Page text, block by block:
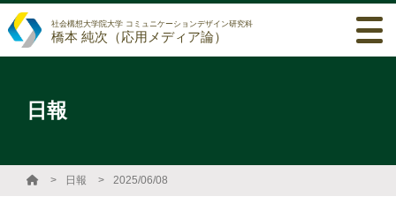
社会構想大学院大学 コミュニケーションデザイン研究科
橋本 純次（応用メディア論）
日報
日報 2025/06/08